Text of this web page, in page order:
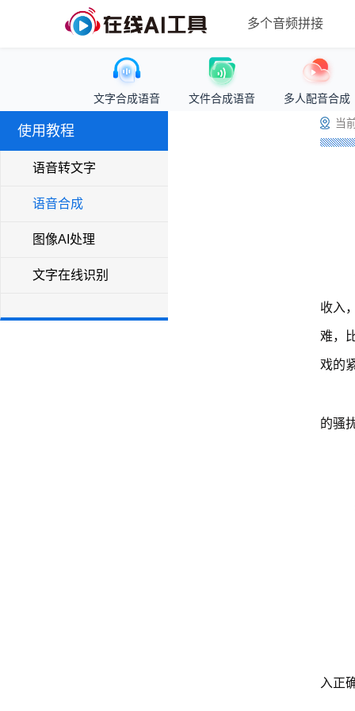
多个音频拼接
文字合成语音 文件合成语音 多人配音合成
使用教程
语音转文字
语音合成
图像AI处理
文字在线识别
当
收入
难，
戏的
的骚
入正